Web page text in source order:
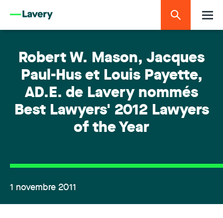
Robert W. Mason, Jacques
Paul-Hus et Louis Payette,
AD.E. de Lavery nommés
Best Lawyers' 2012 Lawyers
of the Year
1 novembre 2011